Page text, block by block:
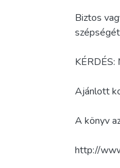
Biztos
KÉRDÉS:
Ajánlott
A könyv
http://